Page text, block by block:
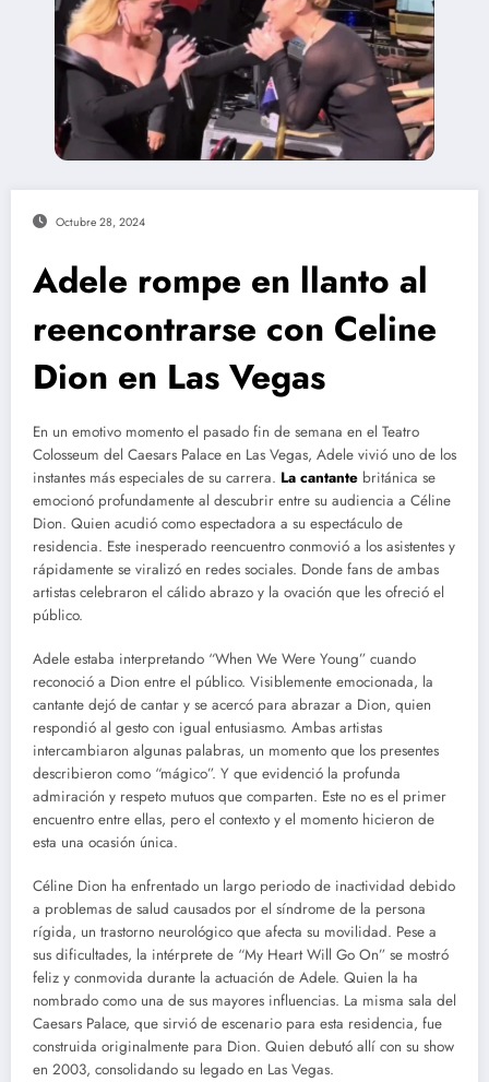
Octubre 28, 2024
Adele rompe en llanto al
reencontrarse con Celine
Dion en Las Vegas
En un emotivo momento el pasado fin de semana en el Teatro
Colosseum del Caesars Palace en Las Vegas, Adele vivió uno de los
instantes más especiales de su carrera. La cantante británica se
emocionó profundamente al descubrir entre su audiencia a Céline
Dion. Quien acudió como espectadora a su espectáculo de
residencia. Este inesperado reencuentro conmovió a los asistentes y
rápidamente se viralizó en redes sociales. Donde fans de ambas
artistas celebraron el cálido abrazo y la ovación que les ofreció el
público.
Adele estaba interpretando “When We Were Young” cuando
reconoció a Dion entre el público. Visiblemente emocionada, la
cantante dejó de cantar y se acercó para abrazar a Dion, quien
respondió al gesto con igual entusiasmo. Ambas artistas
intercambiaron algunas palabras, un momento que los presentes
describieron como “mágico”. Y que evidenció la profunda
admiración y respeto mutuos que comparten. Este no es el primer
encuentro entre ellas, pero el contexto y el momento hicieron de
esta una ocasión única.
Céline Dion ha enfrentado un largo periodo de inactividad debido
a problemas de salud causados por el síndrome de la persona
rígida, un trastorno neurológico que afecta su movilidad. Pese a
sus dificultades, la intérprete de “My Heart Will Go On” se mostró
feliz y conmovida durante la actuación de Adele. Quien la ha
nombrado como una de sus mayores influencias. La misma sala del
Caesars Palace, que sirvió de escenario para esta residencia, fue
construida originalmente para Dion. Quien debutó allí con su show
en 2003, consolidando su legado en Las Vegas.